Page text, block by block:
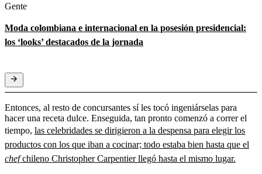
Gente
Moda colombiana e internacional en la posesión presidencial:
los ‘looks’ destacados de la jornada
Entonces, al resto de concursantes sí les tocó ingeniárselas para
hacer una receta dulce. Enseguida, tan pronto comenzó a correr el
tiempo, las celebridades se dirigieron a la despensa para elegir los
productos con los que iban a cocinar; todo estaba bien hasta que el
chefchileno Christopher Carpentier llegó hasta el mismo lugar.